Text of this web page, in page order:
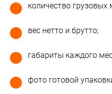
количество грузовых
вес нетто и брутто;
габариты каждого
фото готовой